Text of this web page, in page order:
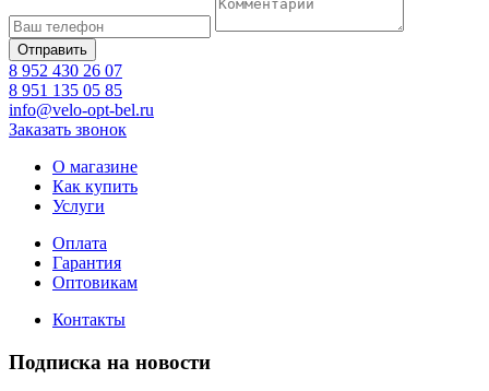
8 952 430 26 07
8 951 135 05 85
info@velo-opt-bel.ru
Заказать звонок
О магазине
Как купить
Услуги
Оплата
Гарантия
Оптовикам
Контакты
Подписка на новости